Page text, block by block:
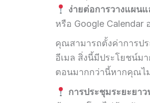
ง่ายต่อการวางแผน
หรือ Google Calendar
คุณสามารถตั้งค่าการป
อีเมล สิ่งนี้มีประโยชน์ม
ตอนมากกว่านี้หากคุณไ
การประชุมระยะยาว